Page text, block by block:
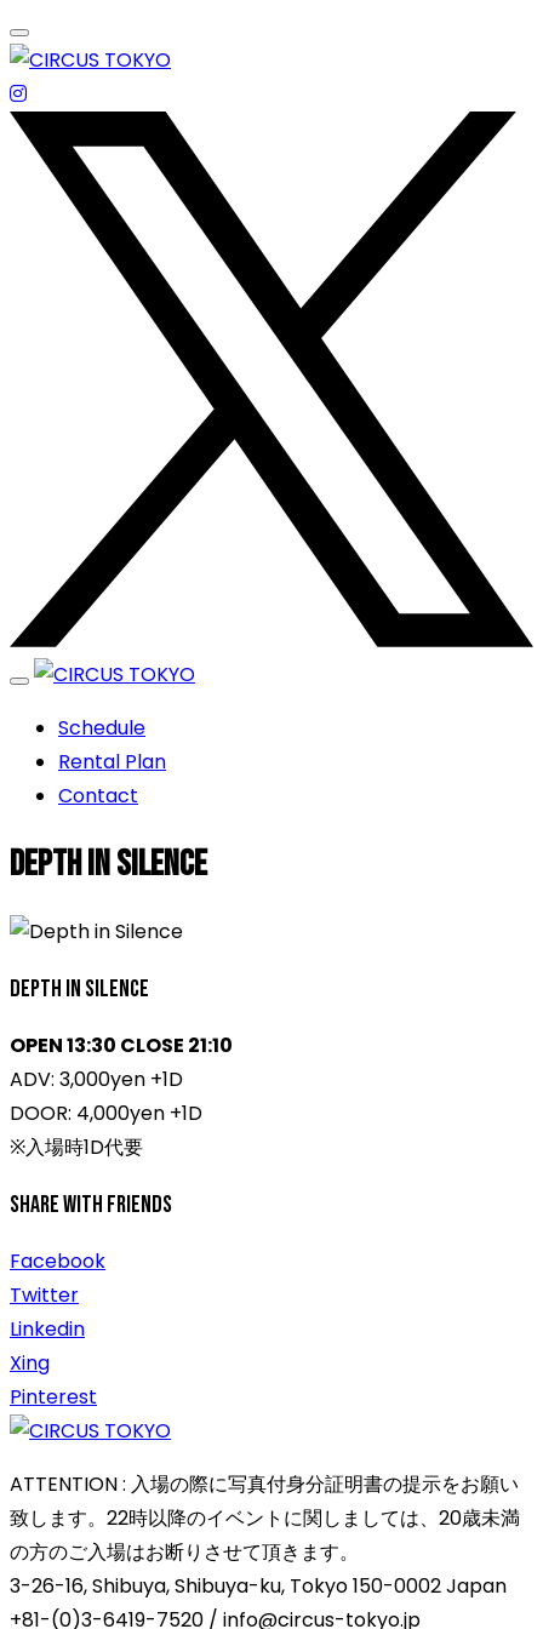
Skip
to
content
エンターテイメントスペース
CIRCUS TOKYO
エンターテイメントスペース
Schedule
Rental Plan
Contact
Depth in Silence
Depth in Silence
OPEN 13:30 CLOSE 21:10
ADV: 3,000yen +1D
DOOR: 4,000yen +1D
※入場時1D代要
Share With Friends
Facebook
Twitter
Linkedin
Xing
Pinterest
ATTENTION : 入場の際に写真付身分証明書の提示をお願い
致します。22時以降のイベントに関しましては、20歳未満
の方のご入場はお断りさせて頂きます。
3-26-16, Shibuya, Shibuya-ku, Tokyo 150-0002 Japan
+81-(0)3-6419-7520 / info@circus-tokyo.jp